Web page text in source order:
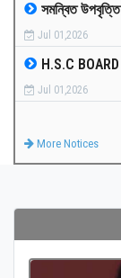
CO-
RESULTS
সমন্বিত উপবৃত্তি
Jul 01,2026
H.S.C
Jul 01,2026
More Notices